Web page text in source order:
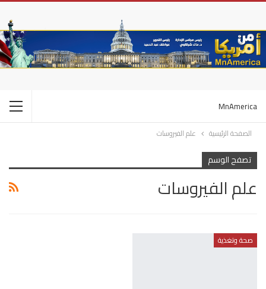
MnAmerica
الصفحة الرئيسية علم الفيروسات
تصفح الوسم
علم الفيروسات
صحة وتغذية